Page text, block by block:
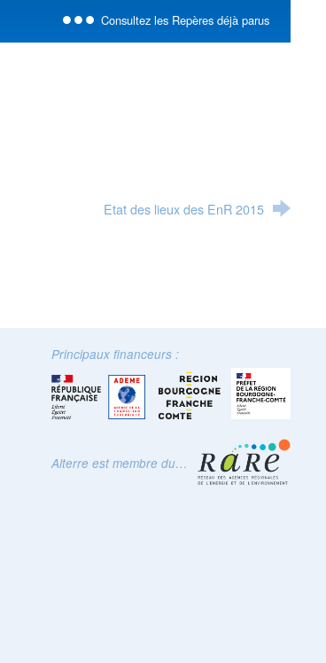
Consultez les Repères déjà parus
Etat des lieux des EnR 2015
Principaux financeurs :
Alterre est membre du…